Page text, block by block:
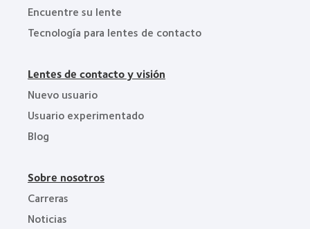
Encuentre su lente
Tecnología para lentes de contacto
Lentes de contacto y visión
Nuevo usuario
Usuario experimentado
Blog
Sobre nosotros
Carreras
Noticias